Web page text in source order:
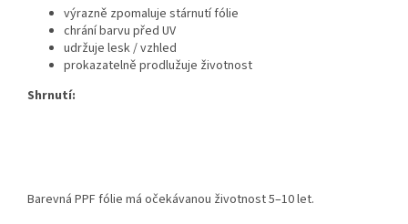
výrazně zpomaluje stárnutí fólie
chrání barvu před UV
udržuje lesk / vzhled
prokazatelně prodlužuje životnost
Shrnutí:
Barevná PPF fólie má očekávanou životnost 5–10 let.